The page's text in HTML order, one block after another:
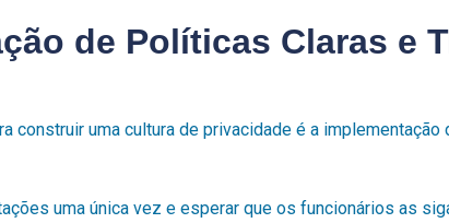
de Políticas Claras e
construir uma cultura de privacidade é a
uma única vez e esperar que os funcionários as